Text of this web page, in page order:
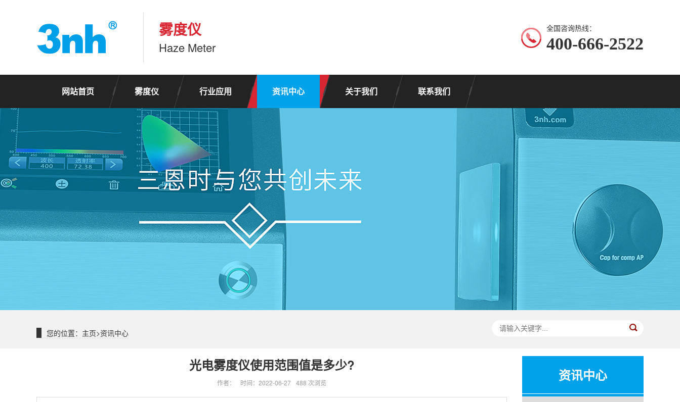
雾度仪
Haze Meter
全国咨询热线：
400-666-2522
网站首页 雾度仪 行业应用 资讯中心 关于我们 联系我们
您的位置： 主页>资讯中心
资讯中心
光电雾度仪使用范围值是多少?
作者： 时间：2022-06-27 488 次浏览